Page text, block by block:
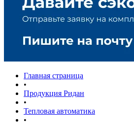
Главная страница
•
Продукция Ридан
•
Тепловая автоматика
•